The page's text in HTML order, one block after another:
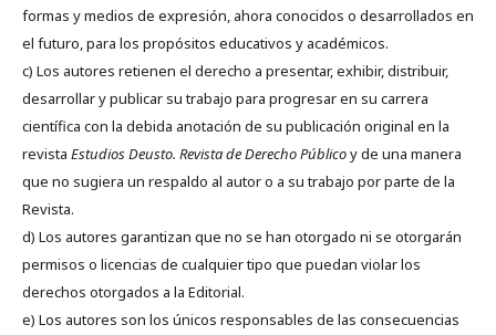
formas y medios de expresión, ahora conocidos o desarrollados en
el futuro, para los propósitos educativos y académicos.
c) Los autores retienen el derecho a presentar, exhibir, distribuir,
desarrollar y publicar su trabajo para progresar en su carrera
científica con la debida anotación de su publicación original en la
revista Estudios Deusto. Revista de Derecho Públicoy de una manera
que no sugiera un respaldo al autor o a su trabajo por parte de la
Revista.
d) Los autores garantizan que no se han otorgado ni se otorgarán
permisos o licencias de cualquier tipo que puedan violar los
derechos otorgados a la Editorial.
e) Los autores son los únicos responsables de las consecuencias